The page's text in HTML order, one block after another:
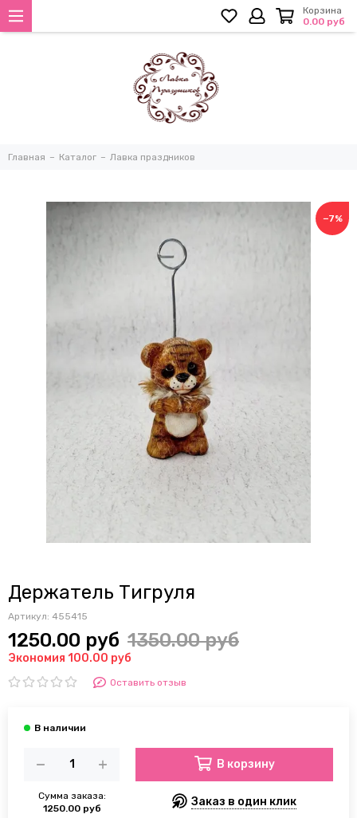
Корзина
0.00 руб
Главная Каталог Лавка праздников
−7%
Держатель Тигруля
Артикул: 455415
1250.00 руб 1350.00 руб
Экономия 100.00 руб
Оставить отзыв
Сумма заказа:
1250.00 руб
В корзину
Заказ в один клик